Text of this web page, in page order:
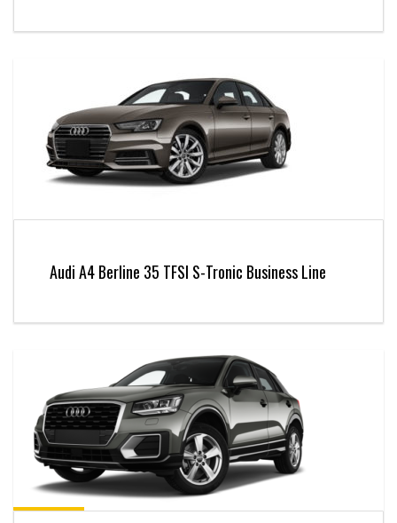
Audi A4 Berline 35 TFSI S-Tronic Business Line